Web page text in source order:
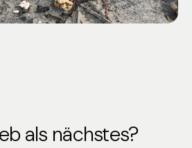
als nächstes?